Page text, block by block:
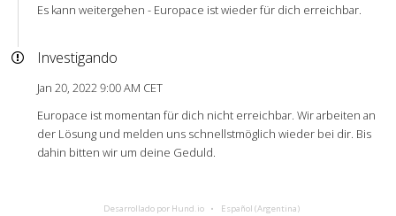
Es kann weitergehen - Europace ist wieder für dich erreichbar.
Investigando
Jan 20, 2022 9:00 AM CET
Europace ist momentan für dich nicht erreichbar. Wir arbeiten an
der Lösung und melden uns schnellstmöglich wieder bei dir. Bis
dahin bitten wir um deine Geduld.
Desarrollado por Hund.io Español (Argentina)